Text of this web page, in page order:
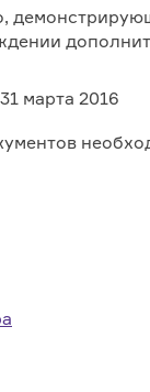
марта 2016